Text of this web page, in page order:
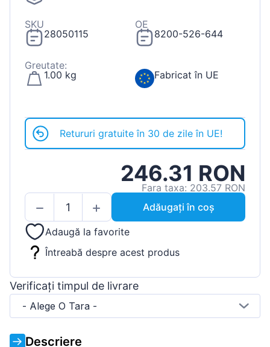
SKU
28050115
OE
8200-526-644
Greutate:
1.00 kg
Fabricat în UE
Retururi gratuite în 30 de zile în UE!
246.31 RON
Fara taxa: 203.57 RON
Adăugați în coș
Adaugă la favorite
Întreabă despre acest produs
Verificați timpul de livrare
- Alege O Tara -
Descriere